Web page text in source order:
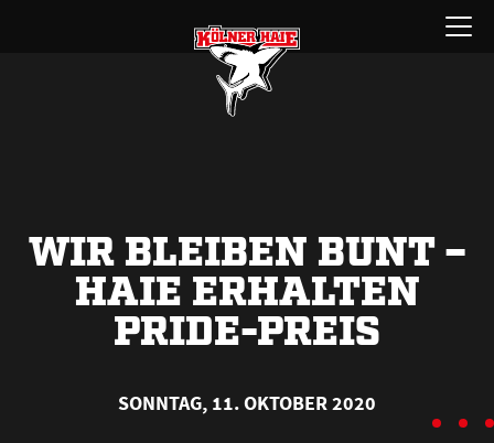
Menü
öffnen
WIR BLEIBEN BUNT –
HAIE ERHALTEN
PRIDE-PREIS
SONNTAG, 11. OKTOBER 2020